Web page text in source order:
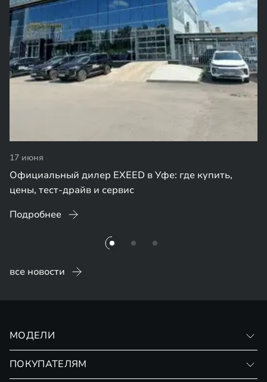
17 июня
Официальный дилер EXEED в Уфе: где купить,
цены, тест-драйв и сервис
Подробнее
все новости
МОДЕЛИ
ПОКУПАТЕЛЯМ